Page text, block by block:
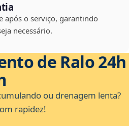
após o serviço, garantindo
necessário.
de Ralo 24h
ou drenagem lenta?
rapidez!